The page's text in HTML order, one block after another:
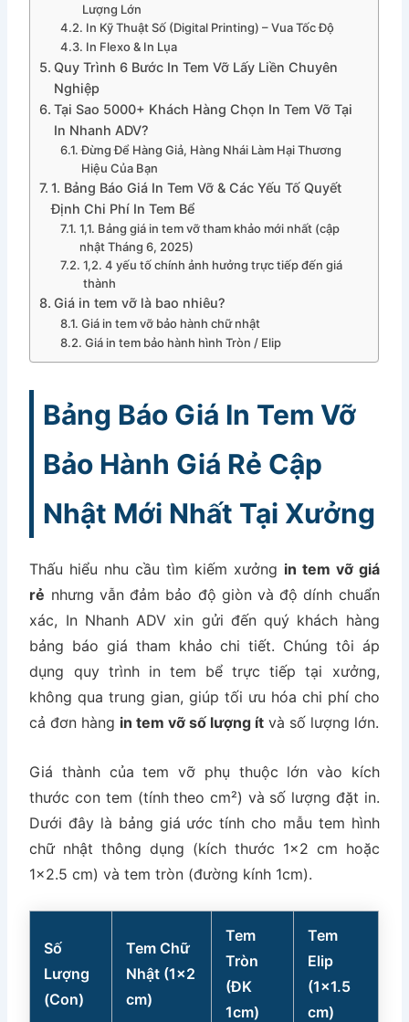
Lượng Lớn
In Kỹ Thuật Số (Digital Printing) – Vua Tốc Độ
In Flexo & In Lụa
Quy Trình 6 Bước In Tem Vỡ Lấy Liền Chuyên
Nghiệp
Tại Sao 5000+ Khách Hàng Chọn In Tem Vỡ Tại
In Nhanh ADV?
Đừng Để Hàng Giả, Hàng Nhái Làm Hại Thương
Hiệu Của Bạn
1. Bảng Báo Giá In Tem Vỡ & Các Yếu Tố Quyết
Định Chi Phí In Tem Bể
1,1. Bảng giá in tem vỡ tham khảo mới nhất (cập
nhật Tháng 6, 2025)
1,2. 4 yếu tố chính ảnh hưởng trực tiếp đến giá
thành
Giá in tem vỡ là bao nhiêu?
Giá in tem vỡ bảo hành chữ nhật
Giá in tem bảo hành hình Tròn / Elip
Bảng Báo Giá In Tem Vỡ
Bảo Hành Giá Rẻ Cập
Nhật Mới Nhất Tại Xưởng
Thấu hiểu nhu cầu tìm kiếm xưởng in tem vỡ giá
rẻ nhưng vẫn đảm bảo độ giòn và độ dính chuẩn
xác, In Nhanh ADV xin gửi đến quý khách hàng
bảng báo giá tham khảo chi tiết. Chúng tôi áp
dụng quy trình in tem bể trực tiếp tại xưởng,
không qua trung gian, giúp tối ưu hóa chi phí cho
cả đơn hàng in tem vỡ số lượng ít và số lượng lớn.
Giá thành của tem vỡ phụ thuộc lớn vào kích
thước con tem (tính theo cm²) và số lượng đặt in.
Dưới đây là bảng giá ước tính cho mẫu tem hình
chữ nhật thông dụng (kích thước 1×2 cm hoặc
1×2.5 cm) và tem tròn (đường kính 1cm).
Số
Lượng
(Con)
Tem Chữ
Nhật (1×2
cm)
Tem
Tròn
(ĐK
1cm)
Tem
Elip
(1×1.5
cm)